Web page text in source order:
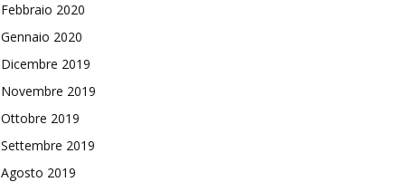
Febbraio 2020
Gennaio 2020
Dicembre 2019
Novembre 2019
Ottobre 2019
Settembre 2019
Agosto 2019